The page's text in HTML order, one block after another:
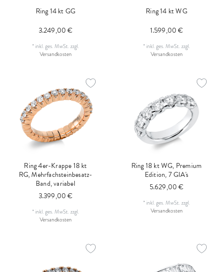
Ring 14 kt GG
3.249,00 €
* inkl. ges. MwSt.zzgl.
Versandkosten
Ring 14 kt WG
1.599,00 €
* inkl. ges. MwSt.zzgl.
Versandkosten
Ring 4er-Krappe 18 kt
RG, Mehrfachsteinbesatz-
Band, variabel
3.399,00 €
* inkl. ges. MwSt.zzgl.
Versandkosten
Ring 18 kt WG, Premium
Edition, 7 GIA's
5.629,00 €
* inkl. ges. MwSt.zzgl.
Versandkosten